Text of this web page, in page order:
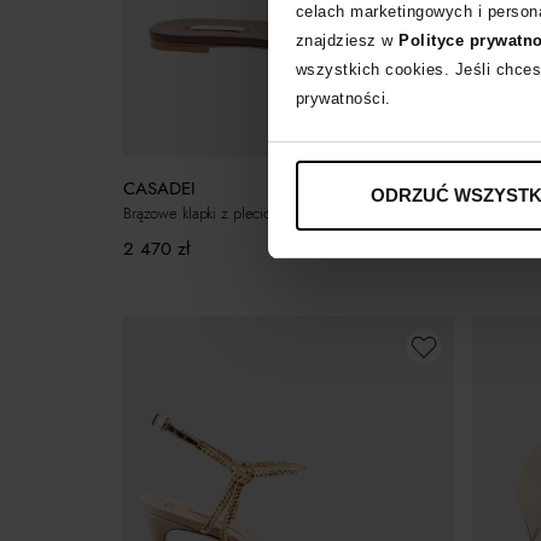
celach marketingowych i
znajdziesz w Polityce
wszystkich cookies. Jeśli
prywatności.
ODRZUĆ
CASADEI
Brązowe klapki z plecionką
2 470 zł